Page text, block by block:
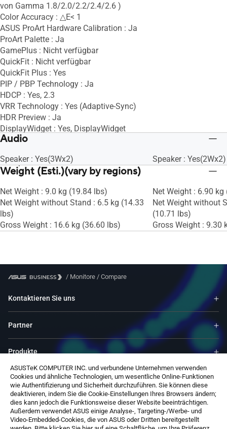
ASUSTeK COMPUTER INC. und verbundene Unternehmen verwenden
Cookies und ähnliche Technologien, um wesentliche Online-Funktionen
wie Authentifizierung und Sicherheit durchzuführen. Sie können diese
deaktivieren, indem Sie die Cookie-Einstellungen Ihres Browsers ändern;
dies kann jedoch die Funktionsweise dieser Website beeinträchtigen.
Außerdem verwendet ASUS einige Analyse-, Targeting-/Werbe- und
Video-Embedded-Cookies, die von ASUS oder Dritten bereitgestellt
von Gamma 1.8/2.0/2.2/2.4/2.6 )
Color Accuracy : △E< 1
ASUS ProArt Hardware Calibration : Ja
ProArt Palette : Ja
GamePlus : Nicht verfügbar
QuickFit : Nicht verfügbar
QuickFit Plus : Yes
PIP / PBP Technology : Ja
HDCP : Yes, 2.3
VRR Technology : Yes (Adaptive-Sync)
HDR Preview : Ja
DisplayWidget : Yes, DisplayWidget
Center
Multiple HDR Mode : Yes
Audio
Speaker : Yes(3Wx2) Speaker : Yes(2Wx2)
Weight (Esti.)(vary by regions)
Net Weight : 9.0 kg (19.84 lbs)
Net Weight without Stand : 6.5 kg (14.33
lbs)
Gross Weight : 16.6 kg (36.60 lbs)
Net Weight : 6.90
Net Weight without
(10.71 lbs)
Gross Weight : 9.30
/ Monitore / Compare
Kontaktieren Sie uns
Partner
Produkte
Ressourcen
Service & Programme